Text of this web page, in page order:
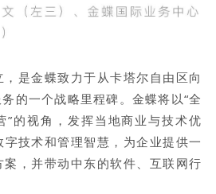
是金蝶致力于从卡塔尔自由区向
的一个战略里程碑。金蝶将以“全
”的视角，发挥当地商业与技术优
技术和管理智慧，为企业提供一
，并带动中东的软件、互联网行